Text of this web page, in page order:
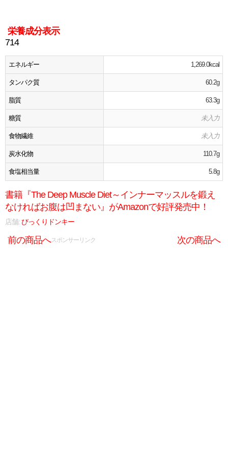
栄養成分表示
714
エネルギー 1,269.0kcal
タンパク質 60.2g
脂質 63.3g
糖質 未入力
食物繊維 未入力
炭水化物 110.7g
食塩相当量 5.8g
書籍『The Deep Muscle Diet～インナーマッスルを鍛え
なければお腹は凹まない』がAmazonで好評発売中！
店舗:びっくりドンキー
前の商品へ 次の商品へ
スポンサーリンク